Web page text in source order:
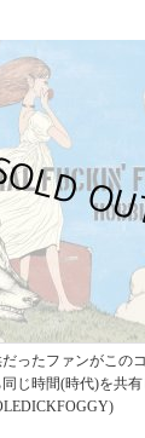
だったファンがこ
じ時間(時代)を共